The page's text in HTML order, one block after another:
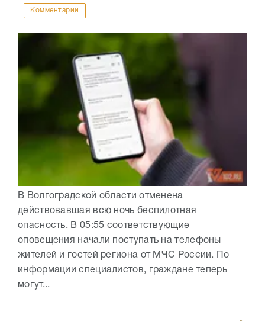
Комментарии
В Волгоградской области отменена
действовавшая всю ночь беспилотная
опасность. В 05:55 соответствующие
оповещения начали поступать на телефоны
жителей и гостей региона от МЧС России. По
информации специалистов, граждане теперь
могут...